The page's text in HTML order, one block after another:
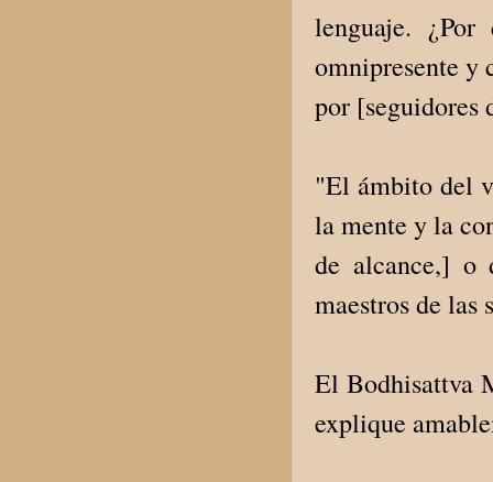
lenguaje.
omnipresente y
por [seguidores
"El ámbito del
la mente y la
de alcance,] o
maestros de las
El Bodhisattva
explique